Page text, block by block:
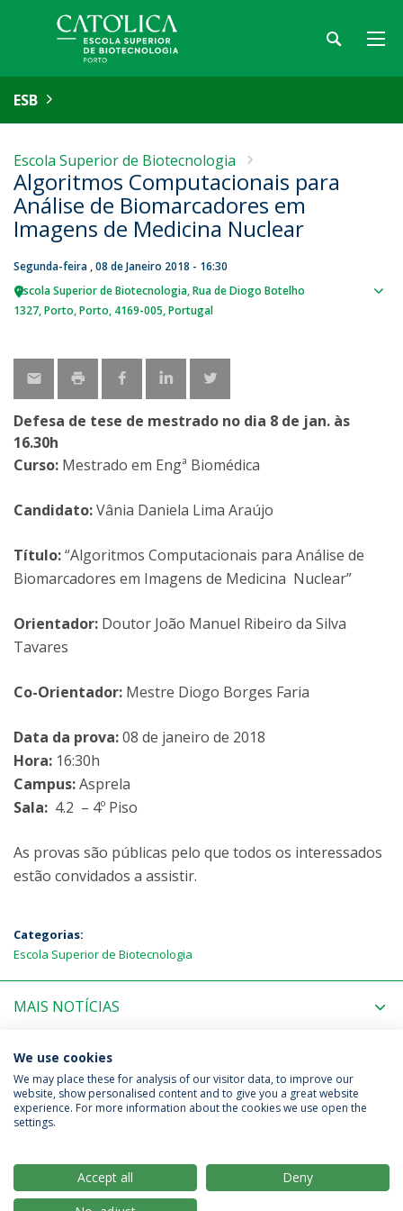
ESB
Escola Superior de Biotecnologia
Algoritmos Computacionais para
Análise de Biomarcadores em
Imagens de Medicina Nuclear
Segunda-feira , 08 de Janeiro 2018 - 16:30
Escola Superior de Biotecnologia Rua de Diogo Botelho
1327 Porto Porto 4169-005 Portugal
Defesa de tese de mestrado no dia 8 de jan. às
16.30h
Curso: Mestrado em Engª Biomédica
Candidato:Vânia Daniela Lima Araújo
Título:“Algoritmos Computacionais para Análise de
Biomarcadores em Imagens de Medicina Nuclear”
Orientador: Doutor João Manuel Ribeiro da Silva
Tavares
Co-Orientador: Mestre Diogo Borges Faria
Data da prova:08 de janeiro de 2018
Hora: 16:30h
Campus:Asprela
Sala: 4.2 – 4º Piso
As provas são públicas pelo que todos os interessados
estão convidados a assistir.
Categorias:
Escola Superior de Biotecnologia
MAIS NOTÍCIAS
PRÓXIMOS EVENTOS
Política de Privacidade
Termos & Condições
We use cookies
We may place these for analysis of our visitor data, to improve our
website, show personalised content and to give you a great website
experience. For more information about the cookies we use open the
settings.
Accept all
Deny